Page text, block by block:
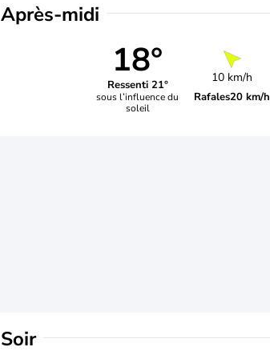
Après-midi
18°
Ressenti 21°
sous l’influence du
soleil
10 km/h
Rafales20 km/h
Soir